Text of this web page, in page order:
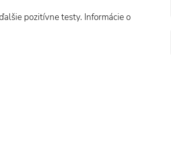
pozitívne testy. Informácie o